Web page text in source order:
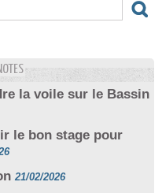
la voile sur le Bassin
le bon stage pour
21/02/2026